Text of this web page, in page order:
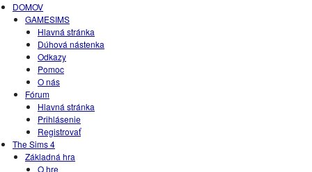
DOMOV
GAMESIMS
Hlavná stránka
Dúhová nástenka
Odkazy
Pomoc
O nás
Fórum
Hlavná stránka
Prihlásenie
Registrovať
The Sims 4
Základná hra
O hre